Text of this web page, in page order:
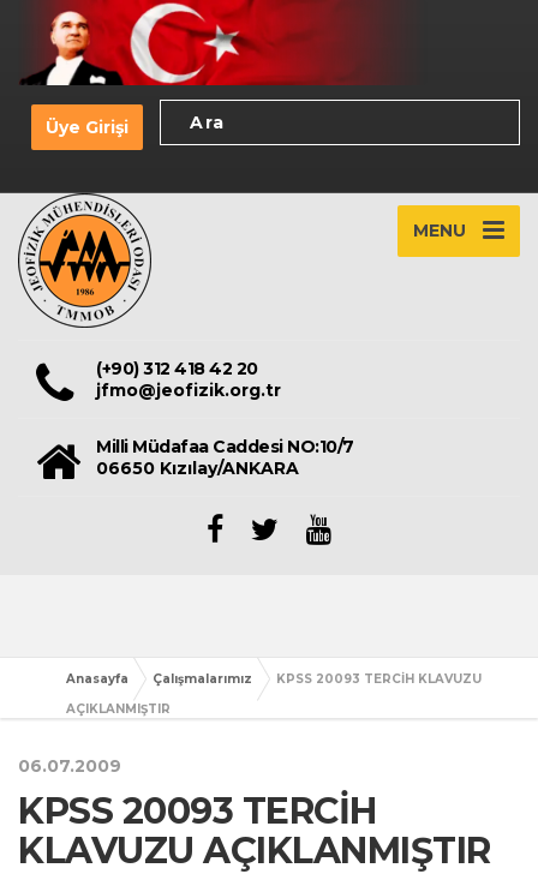
Üye Girişi
MENU
(+90) 312 418 42 20
jfmo@jeofizik.org.tr
Milli Müdafaa Caddesi NO:10/7
06650 Kızılay/ANKARA
Anasayfa Çalışmalarımız
KPSS 20093 TERCİH KLAVUZU
AÇIKLANMIŞTIR
06.07.2009
KPSS 20093 TERCİH
KLAVUZU AÇIKLANMIŞTIR